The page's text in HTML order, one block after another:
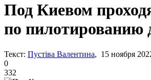
Под Киевом
по пилотированию
Текст: Пустіва Валентина, 15 ноября
0
332